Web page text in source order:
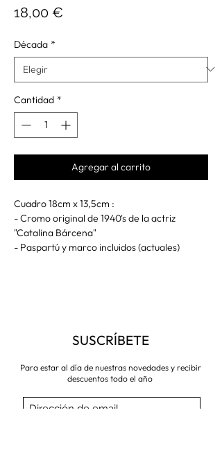
18,00 €
Década *
Cantidad *
Agregar al carrito
Cuadro 18cm x 13,5cm :
- Cromo original de 1940's de la actriz
"Catalina Bárcena"
- Paspartú y marco incluidos (actuales)
SUSCRÍBETE
Para estar al día de nuestras novedades y recibir
descuentos todo el año